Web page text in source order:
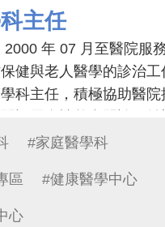
主任
年 07 月至醫院服
健與老人醫學的診治工
科主任，積極協助醫院
醫學會之專科醫師訓練
醫師並擔任台灣老年學
極參與各項老人照護相
#家庭醫學科
區 #健康醫學中心
心